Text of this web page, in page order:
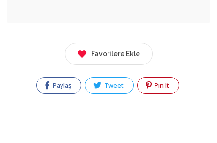
Favorilere Ekle
Paylaş Tweet Pin It